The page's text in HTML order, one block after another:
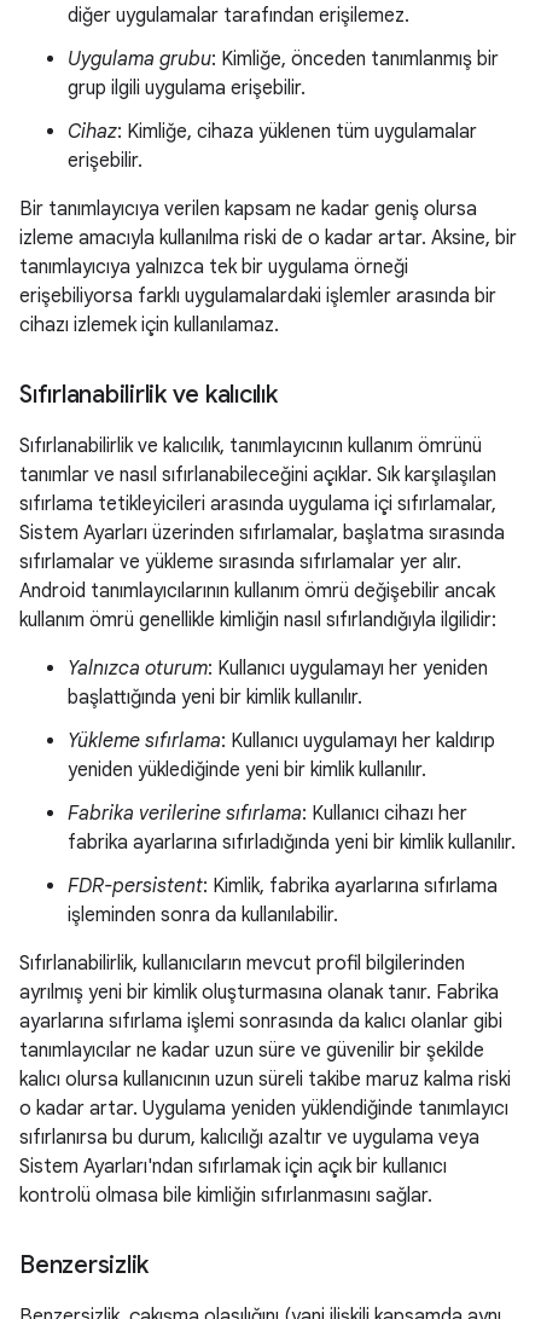
diğer uygulamalar tarafından erişilemez.
Uygulama grubu: Kimliğe, önceden tanımlanmış bir
grup ilgili uygulama erişebilir.
Cihaz: Kimliğe, cihaza yüklenen tüm uygulamalar
erişebilir.
Bir tanımlayıcıya verilen kapsam ne kadar geniş olursa
izleme amacıyla kullanılma riski de o kadar artar. Aksine, bir
tanımlayıcıya yalnızca tek bir uygulama örneği
erişebiliyorsa farklı uygulamalardaki işlemler arasında bir
cihazı izlemek için kullanılamaz.
Sıfırlanabilirlik ve kalıcılık
Sıfırlanabilirlik ve kalıcılık, tanımlayıcının kullanım ömrünü
tanımlar ve nasıl sıfırlanabileceğini açıklar. Sık karşılaşılan
sıfırlama tetikleyicileri arasında uygulama içi sıfırlamalar,
Sistem Ayarları üzerinden sıfırlamalar, başlatma sırasında
sıfırlamalar ve yükleme sırasında sıfırlamalar yer alır.
Android tanımlayıcılarının kullanım ömrü değişebilir ancak
kullanım ömrü genellikle kimliğin nasıl sıfırlandığıyla ilgilidir:
Yalnızca oturum: Kullanıcı uygulamayı her yeniden
başlattığında yeni bir kimlik kullanılır.
Yükleme sıfırlama: Kullanıcı uygulamayı her kaldırıp
yeniden yüklediğinde yeni bir kimlik kullanılır.
Fabrika verilerine sıfırlama: Kullanıcı cihazı her
fabrika ayarlarına sıfırladığında yeni bir kimlik kullanılır.
FDR-persistent: Kimlik, fabrika ayarlarına sıfırlama
işleminden sonra da kullanılabilir.
Sıfırlanabilirlik, kullanıcıların mevcut profil bilgilerinden
ayrılmış yeni bir kimlik oluşturmasına olanak tanır. Fabrika
ayarlarına sıfırlama işlemi sonrasında da kalıcı olanlar gibi
tanımlayıcılar ne kadar uzun süre ve güvenilir bir şekilde
kalıcı olursa kullanıcının uzun süreli takibe maruz kalma riski
o kadar artar. Uygulama yeniden yüklendiğinde tanımlayıcı
sıfırlanırsa bu durum, kalıcılığı azaltır ve uygulama veya
Sistem Ayarları'ndan sıfırlamak için açık bir kullanıcı
kontrolü olmasa bile kimliğin sıfırlanmasını sağlar.
Benzersizlik